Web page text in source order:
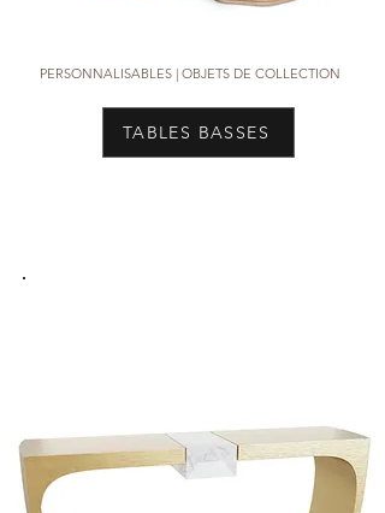
PERSONNALISABLES | OBJETS DE COLLECTION
TABLES BASSES